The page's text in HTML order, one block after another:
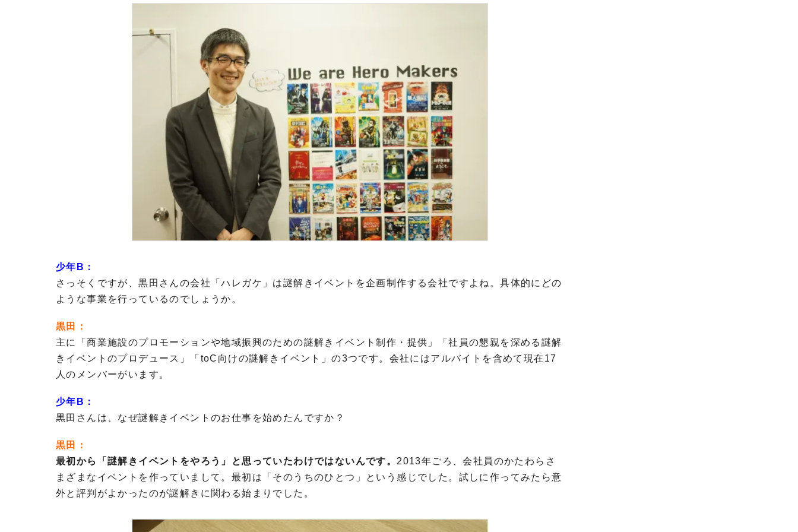
少年B：
さっそくですが、黒田さんの会社「ハレガケ」は謎解きイベントを企画制作する会社ですよね。具体的にどの
ような事業を行っているのでしょうか。
黒田：
主に「商業施設のプロモーションや地域振興のための謎解きイベント制作・提供」「社員の懇親を深める謎解
きイベントのプロデュース」「toC向けの謎解きイベント」の3つです。会社にはアルバイトを含めて現在17
人のメンバーがいます。
少年B：
黒田さんは、なぜ謎解きイベントのお仕事を始めたんですか？
黒田：
最初から「謎解きイベントをやろう」と思っていたわけではないんです。 2013年ごろ、会社員のかたわらさ
まざまなイベントを作っていまして。最初は「そのうちのひとつ」という感じでした。試しに作ってみたら意
外と評判がよかったのが謎解きに関わる始まりでした。